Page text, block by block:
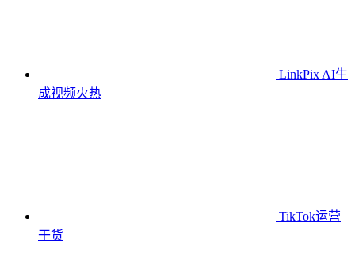
LinkPix AI生
成视频火热
TikTok运营
干货